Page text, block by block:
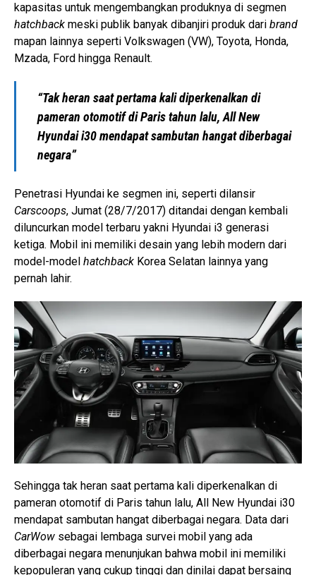
kapasitas untuk mengembangkan produknya di segmen
hatchback meski publik banyak dibanjiri produk dari brand
mapan lainnya seperti Volkswagen (VW), Toyota, Honda,
Mzada, Ford hingga Renault.
“Tak heran saat pertama kali diperkenalkan di
pameran otomotif di Paris tahun lalu, All New
Hyundai i30 mendapat sambutan hangat diberbagai
negara”
Penetrasi Hyundai ke segmen ini, seperti dilansir
Carscoops, Jumat (28/7/2017) ditandai dengan kembali
diluncurkan model terbaru yakni Hyundai i3 generasi
ketiga. Mobil ini memiliki desain yang lebih modern dari
model-model hatchback Korea Selatan lainnya yang
pernah lahir.
Sehingga tak heran saat pertama kali diperkenalkan di
pameran otomotif di Paris tahun lalu, All New Hyundai i30
mendapat sambutan hangat diberbagai negara. Data dari
CarWow sebagai lembaga survei mobil yang ada
diberbagai negara menunjukan bahwa mobil ini memiliki
kepopuleran yang cukup tinggi dan dinilai dapat bersaing